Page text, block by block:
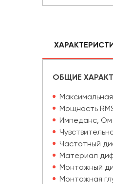
ОБЩИЕ
Мощность
Импеданс, Ом
Частотный
Материал
Монтажный
Монтажная